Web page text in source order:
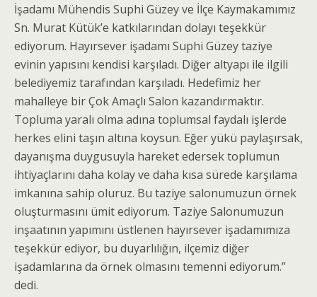
İşadamı Mühendis Suphi Güzey ve İlçe Kaymakamımız
Sn. Murat Kütük’e katkılarından dolayı teşekkür
ediyorum. Hayırsever işadamı Suphi Güzey taziye
evinin yapısını kendisi karşıladı. Diğer altyapı ile ilgili
belediyemiz tarafından karşıladı. Hedefimiz her
mahalleye bir Çok Amaçlı Salon kazandırmaktır.
Topluma yaralı olma adına toplumsal faydalı işlerde
herkes elini taşın altına koysun. Eğer yükü paylaşırsak,
dayanışma duygusuyla hareket edersek toplumun
ihtiyaçlarını daha kolay ve daha kısa sürede karşılama
imkanına sahip oluruz. Bu taziye salonumuzun örnek
oluşturmasını ümit ediyorum. Taziye Salonumuzun
inşaatının yapımını üstlenen hayırsever işadamımıza
teşekkür ediyor, bu duyarlılığın, ilçemiz diğer
işadamlarına da örnek olmasını temenni ediyorum.”
dedi.